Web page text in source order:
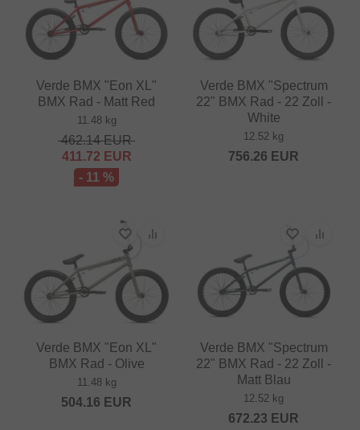
Verde BMX "Eon XL"
BMX Rad - Matt Red
11.48 kg
462.14EUR
411.72 EUR
- 11 %
Verde BMX "Spectrum
22" BMX Rad - 22 Zoll -
White
12.52 kg
756.26 EUR
Verde BMX "Eon XL"
BMX Rad - Olive
11.48 kg
504.16 EUR
Verde BMX "Spectrum
22" BMX Rad - 22 Zoll -
Matt Blau
12.52 kg
672.23 EUR